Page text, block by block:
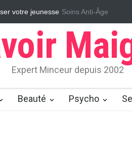
votre jeunesse Vrai/Faux sur le
Soins Anti-Âge
Expert Minceur depuis 2002
Beauté Psycho